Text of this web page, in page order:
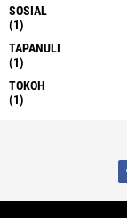
SOSIAL
(1)
TAPANULI
(1)
TOKOH
(1)